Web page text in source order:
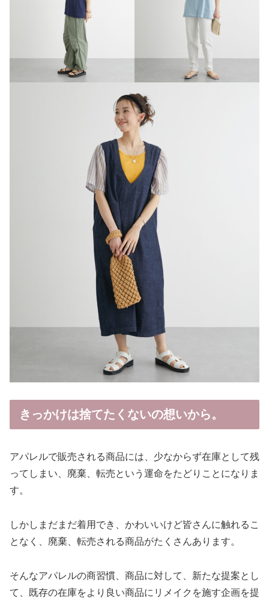
きっかけは捨てたくないの想いから。
アパレルで販売される商品には、少なからず在庫として残
ってしまい、廃棄、転売という運命をたどりことになりま
す。
しかしまだまだ着用でき、かわいいけど皆さんに触れるこ
となく、廃棄、転売される商品がたくさんあります。
そんなアパレルの商習慣、商品に対して、新たな提案とし
て、既存の在庫をより良い商品にリメイクを施す企画を提